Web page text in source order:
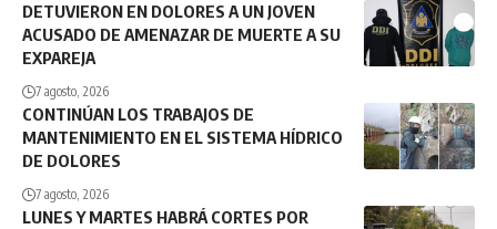
DETUVIERON EN DOLORES A UN JOVEN
ACUSADO DE AMENAZAR DE MUERTE A SU
EXPAREJA
7 agosto, 2026
CONTINÚAN LOS TRABAJOS DE
MANTENIMIENTO EN EL SISTEMA HÍDRICO
DE DOLORES
7 agosto, 2026
LUNES Y MARTES HABRÁ CORTES POR